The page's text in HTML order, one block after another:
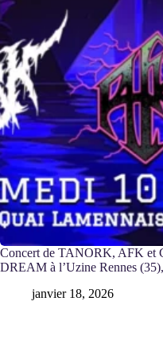
Concert de TANORK, AFK
DREAM à l’Uzine Rennes
janvier 18, 2026